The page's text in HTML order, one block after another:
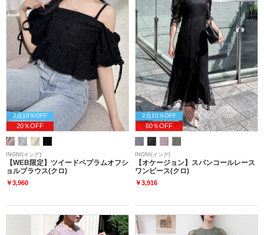
2点10％OFF
20％OFF
INGNI(イング)
【WEB限定】ツイードペプラムオフシ
ョルブラウス(クロ)
￥3,960
2点10％OFF
60％OFF
INGNI(イング)
【オケージョン】スパンコールレース
ワンピース(クロ)
￥3,916